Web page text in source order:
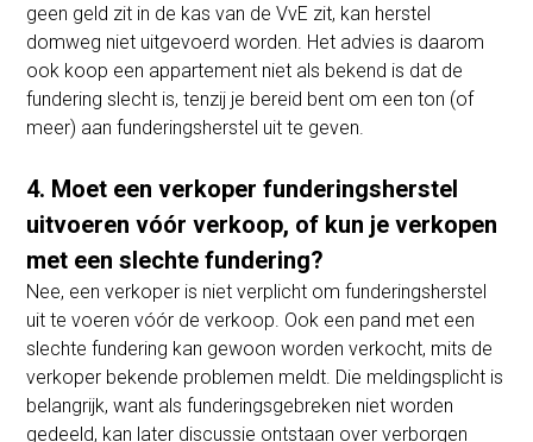
geen geld zit in de kas van de VvE zit, kan herstel
domweg niet uitgevoerd worden. Het advies is daarom
ook koop een appartement niet als bekend is dat de
fundering slecht is, tenzij je bereid bent om een ton (of
meer) aan funderingsherstel uit te geven.
4. Moet een verkoper funderingsherstel
uitvoeren vóór verkoop, of kun je verkopen
met een slechte fundering?
Nee, een verkoper is niet verplicht om funderingsherstel
uit te voeren vóór de verkoop. Ook een pand met een
slechte fundering kan gewoon worden verkocht, mits de
verkoper bekende problemen meldt. Die meldingsplicht is
belangrijk, want als funderingsgebreken niet worden
gedeeld, kan later discussie ontstaan over verborgen